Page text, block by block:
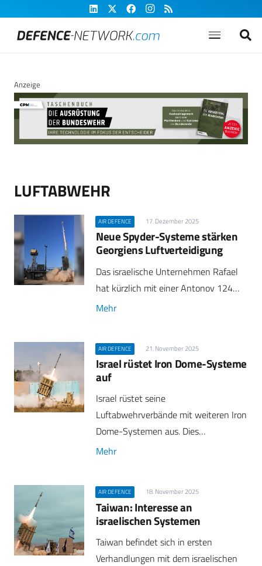
Anzeige
LUFTABWEHR
AIR DEFENCE 17. Dezember 2025
Neue Spyder-Systeme stärken
Georgiens Luftverteidigung
Das israelische Unternehmen Rafael
hat kürzlich mit einer Antonov 124…
Mehr
AIR DEFENCE 21. November 2025
Israel rüstet Iron Dome-Systeme
auf
Israel rüstet seine
Luftabwehrverbände mit weiteren Iron
Dome-Systemen aus. Dies…
Mehr
AIR DEFENCE 18. November 2025
Taiwan: Interesse an
israelischen Systemen
Taiwan befindet sich in ersten
Verhandlungen mit dem israelischen